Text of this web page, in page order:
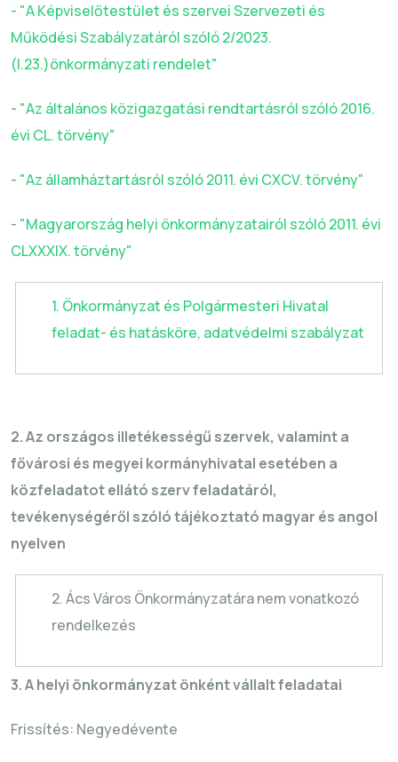
- "A Képviselőtestület és szervei Szervezeti és
Működési Szabályzatáról szóló 2/2023.
(I.23.)önkormányzati rendelet"
- "Az általános közigazgatási rendtartásról szóló 2016.
évi CL. törvény"
- "Az államháztartásról szóló 2011. évi CXCV. törvény"
- "Magyarország helyi önkormányzatairól szóló 2011. évi
CLXXXIX. törvény"
1. Önkormányzat és Polgármesteri Hivatal
feladat- és hatásköre, adatvédelmi szabályzat
2. Az országos illetékességű szervek, valamint a
fővárosi és megyei kormányhivatal esetében a
közfeladatot ellátó szerv feladatáról,
tevékenységéről szóló tájékoztató magyar és angol
nyelven
2. Ács Város Önkormányzatára nem vonatkozó
rendelkezés
3. A helyi önkormányzat önként vállalt feladatai
Frissítés: Negyedévente